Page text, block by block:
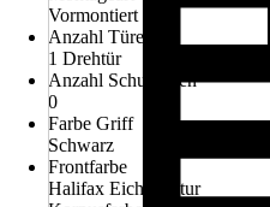
Vormontiert
Anzahl Türen
1 Drehtür
Anzahl Schubladen
0
Farbe Griff
Schwarz
Frontfarbe
Halifax Eiche Natur